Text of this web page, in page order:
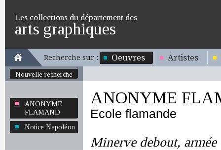
Les collections du département des
arts graphiques
Recherche sur : Oeuvres Artistes
Nouvelle recherche
ANONYME
FLAMAND
Notice Napoléon
ANONYME
Ecole flamande
Minerve debout,